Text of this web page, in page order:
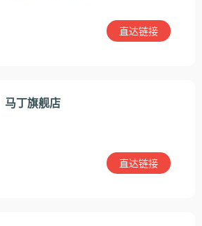
直达链接
马丁旗舰店
直达链接